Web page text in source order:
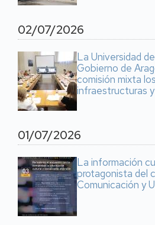
02/07/2026
La Universidad
Gobierno de
comisión mixta
infraestructuras
01/07/2026
La información
protagonista del
Comunicación y